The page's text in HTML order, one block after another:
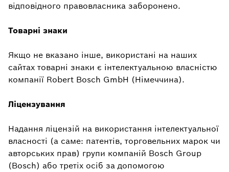
відповідного правовласника заборонено.
Товарні знаки
Якщо не вказано інше, використані на наших
сайтах товарні знаки є інтелектуальною власністю
компанії Robert Bosch GmbH (Німеччина).
Ліцензування
Надання ліцензій на використання інтелектуальної
власності (а саме: патентів, торговельних марок чи
авторських прав) групи компаній Bosch Group
(Bosch) або третіх осіб за допомогою